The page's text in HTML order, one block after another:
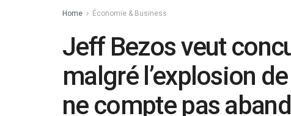
Home Économie & Business
Jeff Bezos veut
malgré l’explosion
ne compte pas